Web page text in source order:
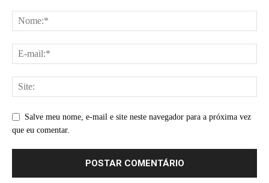
Salve meu nome, e-mail e site neste navegador para a próxima vez
que eu comentar.